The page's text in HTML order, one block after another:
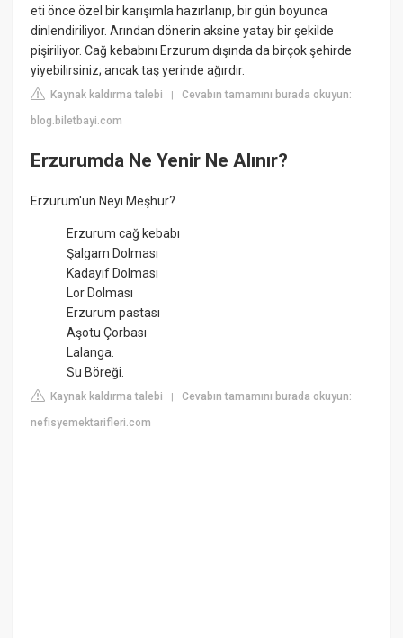
eti önce özel bir karışımla hazırlanıp, bir gün boyunca
dinlendiriliyor. Arından dönerin aksine yatay bir şekilde
pişiriliyor. Cağ kebabını Erzurum dışında da birçok şehirde
yiyebilirsiniz; ancak taş yerinde ağırdır.
Kaynak kaldırma talebi |Cevabın tamamını burada okuyun:
blog.biletbayi.com
Erzurumda Ne Yenir Ne Alınır?
Erzurum'un Neyi Meşhur?
Erzurum cağ kebabı
Şalgam Dolması
Kadayıf Dolması
Lor Dolması
Erzurum pastası
Aşotu Çorbası
Lalanga.
Su Böreği.
Kaynak kaldırma talebi |Cevabın tamamını burada okuyun:
nefisyemektarifleri.com